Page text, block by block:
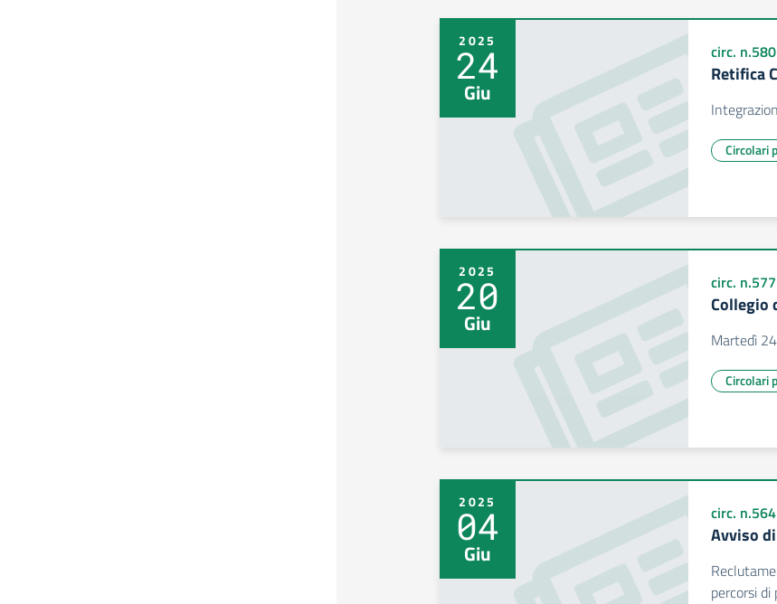
2025
24
Giu
circ. n.580
Retifica
Circolari
2025
20
Giu
circ. n.577
Collegio
Martedì
Circolari
2025
04
Giu
circ. n.564
Avviso
percorsi